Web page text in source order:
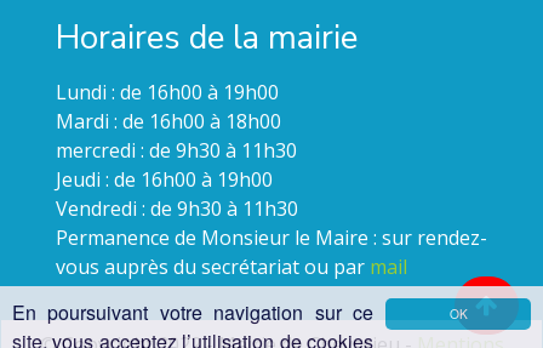
OK
En poursuivant votre navigation sur ce
site, vous acceptez l’utilisation de cookies
Horaires de la mairie
Lundi : de 16h00 à 19h00
Mardi : de 16h00 à 18h00
mercredi : de 9h30 à 11h30
Jeudi : de 16h00 à 19h00
Vendredi : de 9h30 à 11h30
Permanence de Monsieur le Maire : sur rendez-
vous auprès du secrétariat ou par mail